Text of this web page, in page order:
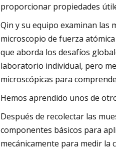
proporcionar propiedades
Qin y su equipo examinan las
microscopio de fuerza
que aborda los desafíos
laboratorio individual, pero
microscópicas para
Hemos aprendido unos de
Después de recolectar las
componentes básicos para
mecánicamente para medir la